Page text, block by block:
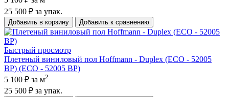
25 500 ₽ за упак.
Добавить в корзину Добавить к сравнению
Быстрый просмотр
Плетеный виниловый пол Hoffmann - Duplex (ECO - 52005
BP) (ECO - 52005 BP)
5 100 ₽ за м2
25 500 ₽ за упак.